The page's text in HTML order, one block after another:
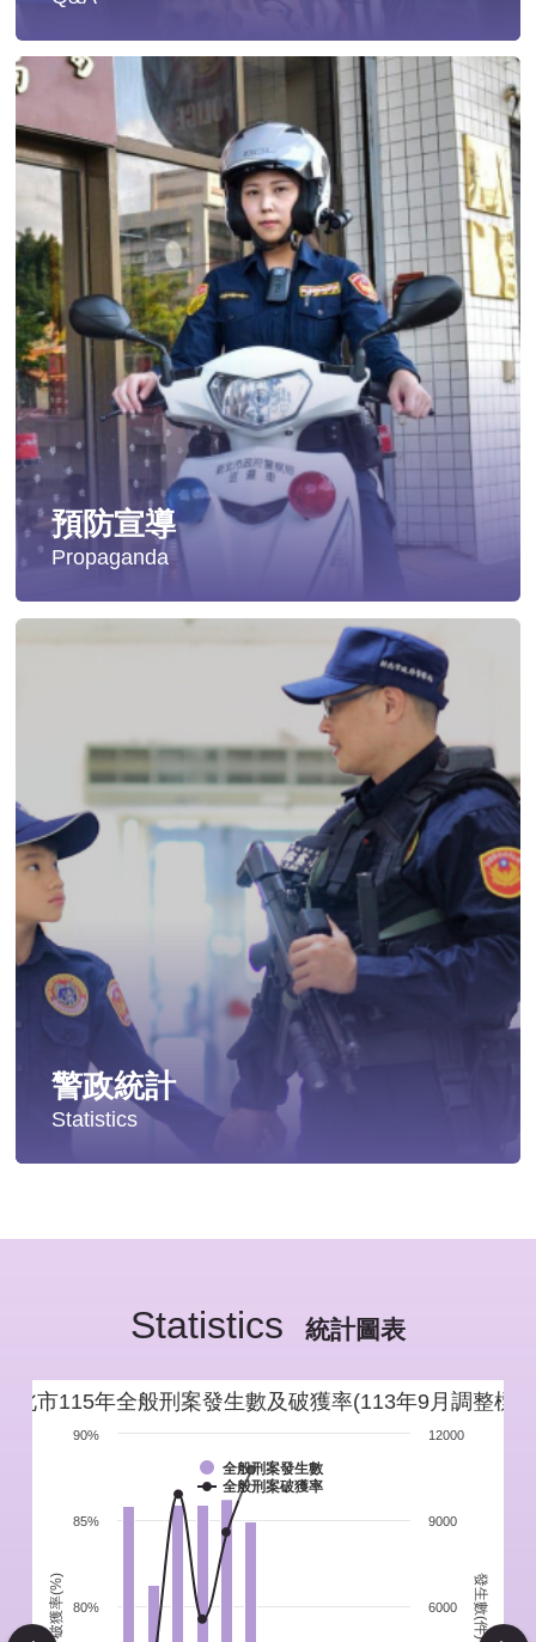
遭受性侵害時，可向哪些單位求助？
發生性侵害案件後，我可以請社工陪同嗎?
發生性侵害案件後，我需要去驗傷嗎?
遇到性騷擾案件之處理？
當你遭受到家庭暴力時該如何處理？
如何執行家庭暴力加害人訪查、訪查對象及期間為何?
預防宣導
Propaganda
影音專區
交通安全
警政統計
Statistics
新北市重要警政統計指標
警政性別統計
警政統計通報
警政統計懶人包
Statistics 統計圖表
破獲率(%) 發生數(件)
北市115年全般刑案發生數及破獲率(113年9月調整標
全般刑案發生數
全般刑案破獲率
80%
85%
90%
6000
9000
12000